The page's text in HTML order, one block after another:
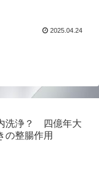
2025.04.24
洗浄？ 四億年大
の整腸作用